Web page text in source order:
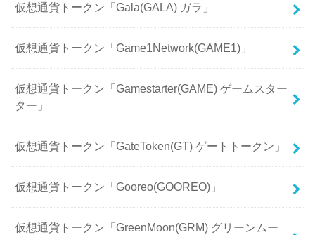
仮想通貨トークン「Gala(GALA) ガラ」
仮想通貨トークン「Game1Network(GAME1)」
仮想通貨トークン「Gamestarter(GAME) ゲームスター
ター」
仮想通貨トークン「GateToken(GT) ゲートトークン」
仮想通貨トークン「Gooreo(GOOREO)」
仮想通貨トークン「GreenMoon(GRM) グリーンムー